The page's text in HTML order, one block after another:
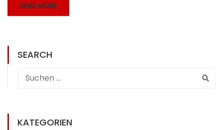
READ MORE
SEARCH
KATEGORIEN